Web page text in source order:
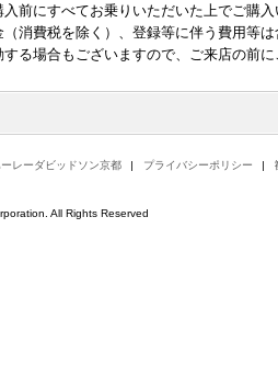
前にすべてお乗りいただいた上でご購
消費税を除く）、登録等に伴う費用等
する場合もございますので、ご来店の前
ーレーダビッドソン京都 プライバシーポリシー
All Rights Reserved